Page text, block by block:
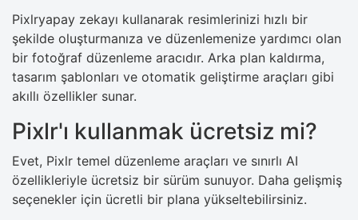
Pixlryapay zekayı kullanarak resimlerinizi hızlı bir
şekilde oluşturmanıza ve düzenlemenize yardımcı olan
bir fotoğraf düzenleme aracıdır. Arka plan kaldırma,
tasarım şablonları ve otomatik geliştirme araçları gibi
akıllı özellikler sunar.
Pixlr'ı kullanmak ücretsiz mi?
Evet, Pixlr temel düzenleme araçları ve sınırlı AI
özellikleriyle ücretsiz bir sürüm sunuyor. Daha gelişmiş
seçenekler için ücretli bir plana yükseltebilirsiniz.